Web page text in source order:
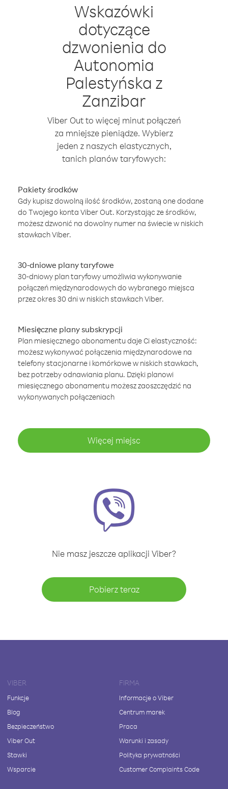
Wskazówki
dotyczące
dzwonienia do
Autonomia
Palestyńska z
Zanzibar
Viber Out to więcej minut połączeń
za mniejsze pieniądze. Wybierz
jeden z naszych elastycznych,
tanich planów taryfowych:
Pakiety środków
Gdy kupisz dowolną ilość środków, zostaną one dodane
do Twojego konta Viber Out. Korzystając ze środków,
możesz dzwonić na dowolny numer na świecie w niskich
stawkach Viber.
30-dniowe plany taryfowe
30-dniowy plan taryfowy umożliwia wykonywanie
połączeń międzynarodowych do wybranego miejsca
przez okres 30 dni w niskich stawkach Viber.
Miesięczne plany subskrypcji
Plan miesięcznego abonamentu daje Ci elastyczność:
możesz wykonywać połączenia międzynarodowe na
telefony stacjonarne i komórkowe w niskich stawkach,
bez potrzeby odnawiania planu. Dzięki planowi
miesięcznego abonamentu możesz zaoszczędzić na
wykonywanych połączeniach
Więcej miejsc
Nie masz jeszcze aplikacji Viber?
Pobierz teraz
VIBER
Funkcje
Blog
Bezpieczeństwo
Viber Out
Stawki
Wsparcie
FIRMA
Informacje o Viber
Centrum marek
Praca
Warunki i zasady
Polityka prywatności
Customer Complaints Code